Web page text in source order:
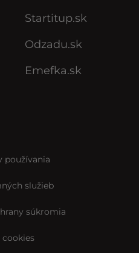
Startitup.sk
Odzadu.sk
Emefka.sk
používania
služieb
súkromia
cookies